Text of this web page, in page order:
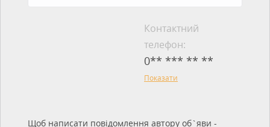
Контактний
телефон:
0** *** ** **
Показати
Щоб написати повідомлення автору об`яви -